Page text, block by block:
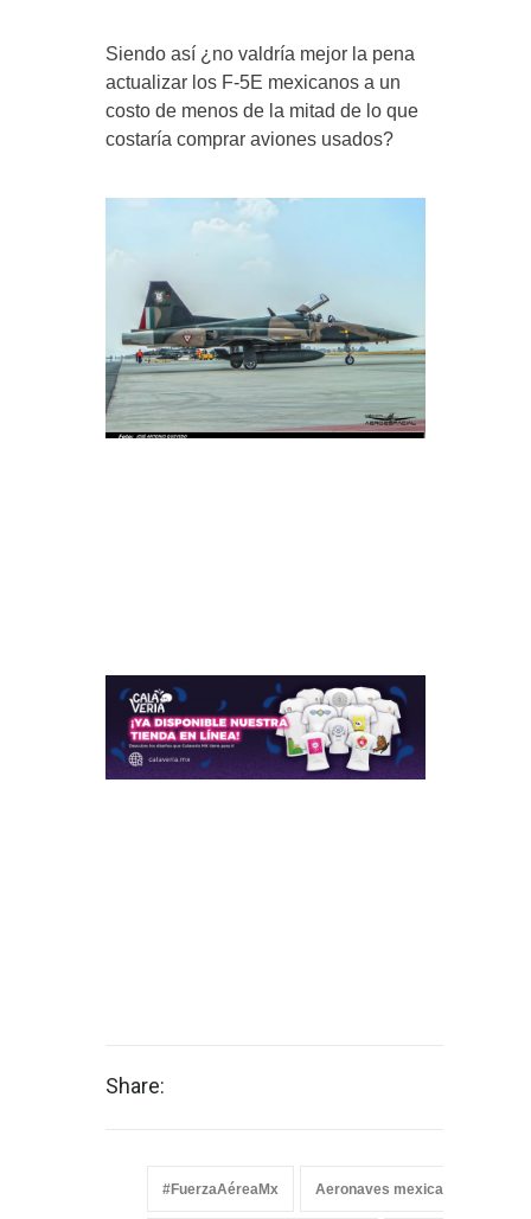
Siendo así ¿no valdría mejor la pena
actualizar los F-5E mexicanos a un
costo de menos de la mitad de lo que
costaría comprar aviones usados?
Share:
#FuerzaAéreaMx Aeronaves mexicanas